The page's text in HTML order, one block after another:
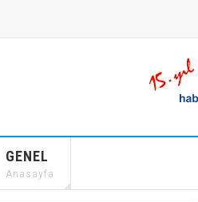
GENEL
Anasayfa